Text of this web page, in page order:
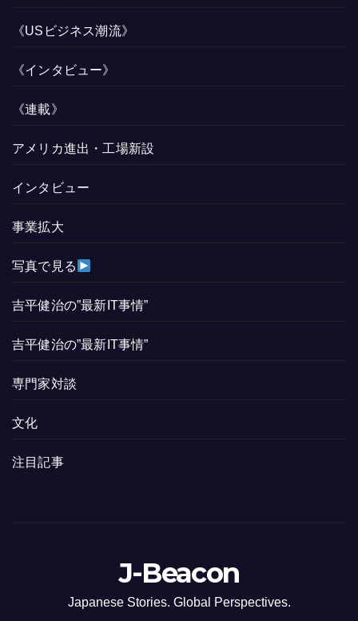
《USビジネス潮流》
《インタビュー》
《連載》
アメリカ進出・工場新設
インタビュー
事業拡大
写真で見る
吉平健治の”最新IT事情”
吉平健治の”最新IT事情”
専門家対談
文化
注目記事
J-Beacon
Japanese Stories. Global Perspectives.